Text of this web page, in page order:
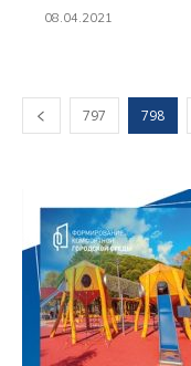
08.04.2021
797 798